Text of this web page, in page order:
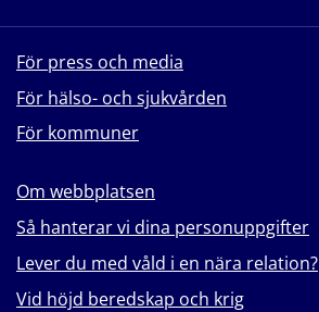
För press och media
För hälso- och sjukvården
För kommuner
Om webbplatsen
Så hanterar vi dina personuppgifter
Lever du med våld i en nära relation?
Vid höjd beredskap och krig